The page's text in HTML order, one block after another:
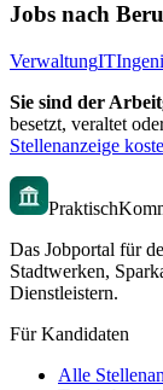
Jobs nach
VerwaltungIT
Sie sind der
besetzt, veraltet
Stellenanzeige
Das Jobportal für
Stadtwerken,
Dienstleistern.
Für Kandidaten
Alle